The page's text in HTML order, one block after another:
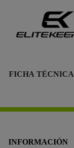
FICHA TÉCNICA
INFORMACIÓN